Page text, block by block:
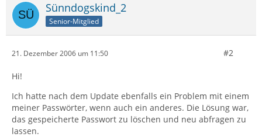
Sünndogskind_2
Senior-Mitglied
21. Dezember 2006 um 11:50 #2
Hi!
Ich hatte nach dem Update ebenfalls ein Problem mit einem
meiner Passwörter, wenn auch ein anderes. Die Lösung war,
das gespeicherte Passwort zu löschen und neu abfragen zu
lassen.